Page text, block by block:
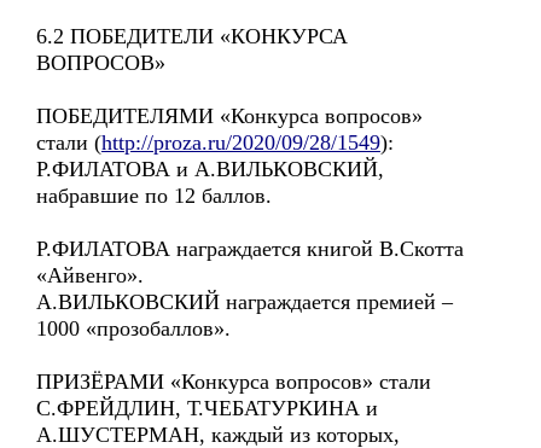
6.2 ПОБЕДИТЕЛИ «КОНКУРСА
ВОПРОСОВ»
ПОБЕДИТЕЛЯМИ «Конкурса вопросов»
стали (http://proza.ru/2020/09/28/1549):
Р.ФИЛАТОВА и А.ВИЛЬКОВСКИЙ,
набравшие по 12 баллов.
Р.ФИЛАТОВА награждается книгой В.Скотта
«Айвенго».
А.ВИЛЬКОВСКИЙ награждается премией –
1000 «прозобаллов».
ПРИЗЁРАМИ «Конкурса вопросов» стали
С.ФРЕЙДЛИН, Т.ЧЕБАТУРКИНА и
А.ШУСТЕРМАН, каждый из которых,